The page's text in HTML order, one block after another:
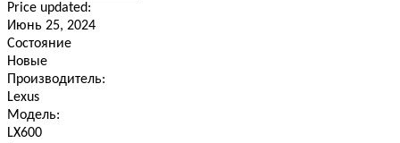
Price updated:
Июнь 25, 2024
Состояние
Новые
Производитель:
Lexus
Модель:
LX600